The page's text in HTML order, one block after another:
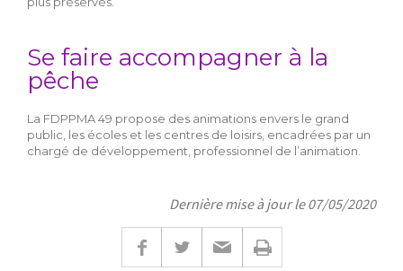
Se faire accompagner à la
pêche
La FDPPMA 49 propose des animations envers le grand
public, les écoles et les centres de loisirs, encadrées par un
chargé de développement, professionnel de l’animation.
Dernière mise à jour le 07/05/2020